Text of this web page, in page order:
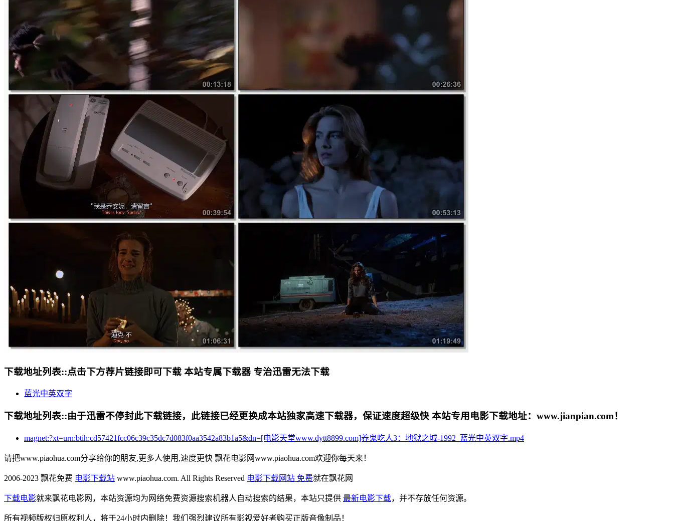
下载地址列表::点击下方荐片链接即可下载 本站专属下载器 专治迅雷无法下载
蓝光中英双字
下载地址列表::由于迅雷不停封此下载链接，此链接已经更换成本站独家高速下载器，保证速度超级快 本站专用电影下载地址：www.jianpian.com！
magnet:?xt=urn:btih:cd57421fcc06c39c35dc7d083f0aa3542a83b1a5&dn=[电影天堂www.dytt8899.com]养鬼吃人3：地狱之城-1992_蓝光中英双字.mp4
请把www.piaohua.com分享给你的朋友,更多人使用,速度更快 飘花电影网www.piaohua.com欢迎你每天来！
2006-2023 飘花免费 电影下载站 www.piaohua.com. All Rights Reserved 电影下载网站 免费就在飘花网
下载电影就来飘花电影网，本站资源均为网络免费资源搜索机器人自动搜索的结果，本站只提供 最新电影下载，并不存放任何资源。
所有视频版权归原权利人，将于24小时内删除！我们强烈建议所有影视爱好者购买正版音像制品！